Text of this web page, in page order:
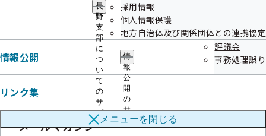
長
野
支
部
に
つ
い
て
の
サ
ブ
メ
採用情報
個人情報保護
地方自治体及び関係団体との連携協定
情報公開
情
報
公
開
の
サ
ブ
メ
評議会
事務処理誤り
リンク集
メニューを閉じる
申請書作成にかかる注意点をご紹介し
ます！
メールマガジン